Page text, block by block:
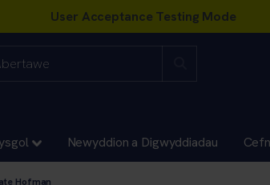
Newyddion a Digwyddiadau
Hofman